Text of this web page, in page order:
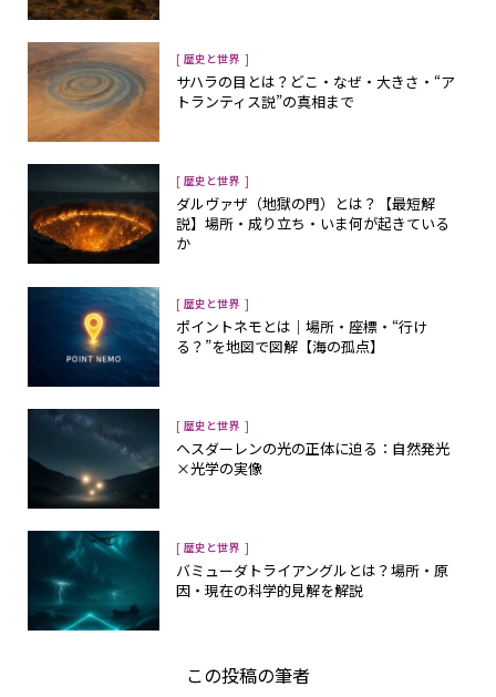
[ 歴史と世界 ]
サハラの目とは？――どこ・なぜ・大きさ・“ア
トランティス説”の真相まで
[ 歴史と世界 ]
ダルヴァザ（地獄の門）とは？【最短解
説】場所・成り立ち・いま何が起きている
か
[ 歴史と世界 ]
ポイントネモとは｜場所・座標・“行け
る？”を地図で図解【海の孤点】
[ 歴史と世界 ]
ヘスダーレンの光の正体に迫る：自然発光
×光学の実像
[ 歴史と世界 ]
バミューダトライアングルとは？場所・原
因・現在の科学的見解を解説
この投稿の筆者